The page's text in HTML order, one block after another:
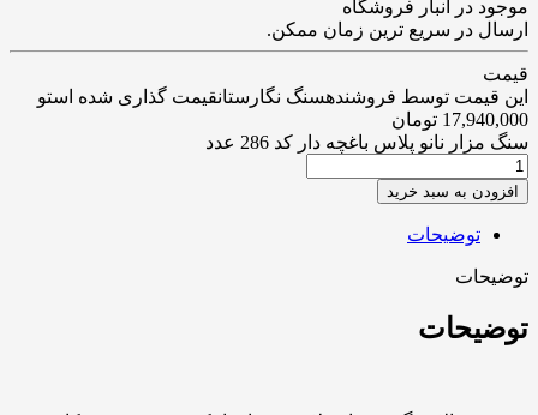
موجود در انبار فروشگاه
ارسال در سریع ترین زمان ممکن.
قیمت
این قیمت توسط فروشندهسنگ نگارستانقیمت گذاری شده استو
17,940,000 تومان
سنگ مزار نانو پلاس باغچه دار کد 286 عدد
افزودن به سبد خرید
توضیحات
توضیحات
توضیحات